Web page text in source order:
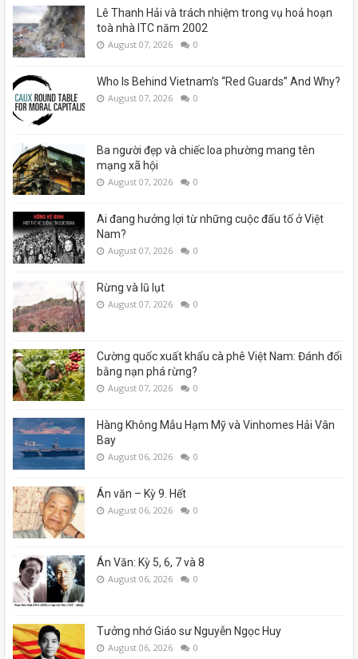
Lê Thanh Hải và trách nhiệm trong vụ hoả hoạn
toà nhà ITC năm 2002
August 07, 2026 0
Who Is Behind Vietnam’s “Red Guards” And Why?
August 07, 2026 0
Ba người đẹp và chiếc loa phường mang tên
mạng xã hội
August 07, 2026 0
Ai đang hưởng lợi từ những cuộc đấu tố ở Việt
Nam?
August 07, 2026 0
Rừng và lũ lụt
August 07, 2026 0
Cường quốc xuất khẩu cà phê Việt Nam: Đánh đổi
bằng nạn phá rừng?
August 07, 2026 0
Hàng Không Mẫu Hạm Mỹ và Vinhomes Hải Vân
Bay
August 06, 2026 0
Án văn – Kỳ 9. Hết
August 06, 2026 0
Án Văn: Kỳ 5, 6, 7 và 8
August 06, 2026 0
Tưởng nhớ Giáo sư Nguyễn Ngọc Huy
August 06, 2026 0